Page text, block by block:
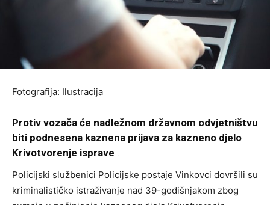
Fotografija: Ilustracija
Protiv vozača će nadležnom državnom odvjetništvu
biti podnesena kaznena prijava za kazneno djelo
Krivotvorenje isprave .
Policijski službenici Policijske postaje Vinkovci dovršili su
kriminalističko istraživanje nad 39-godišnjakom zbog